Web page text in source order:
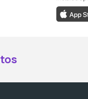
da RTP
da
YouTube da
ao X da